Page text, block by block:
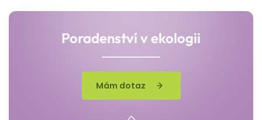
Poradenství v ekologii
Mám dotaz